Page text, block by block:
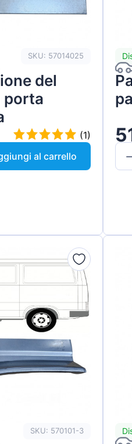
SKU: 57014025
del
porta
(1)
al carrello
SKU: 570101-3